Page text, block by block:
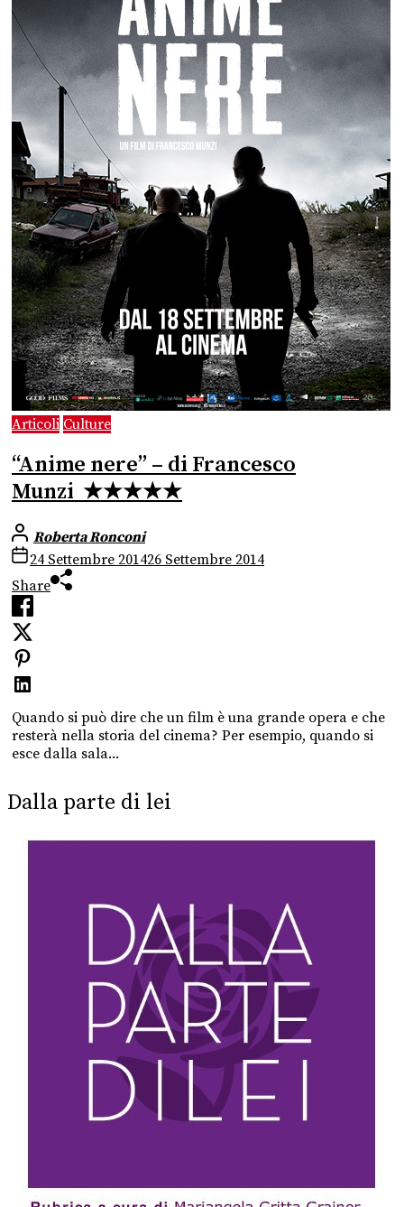
Articoli Culture
“Anime nere” – di Francesco
Munzi ★★★★★
Roberta Ronconi
24 Settembre 201426 Settembre 2014
Share
Quando si può dire che un film è una grande opera e che
resterà nella storia del cinema? Per esempio, quando si
esce dalla sala...
Dalla parte di lei